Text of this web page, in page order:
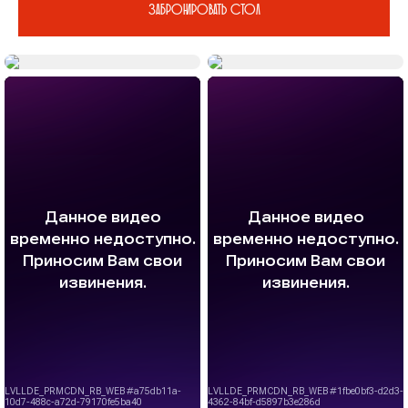
Забронировать стол